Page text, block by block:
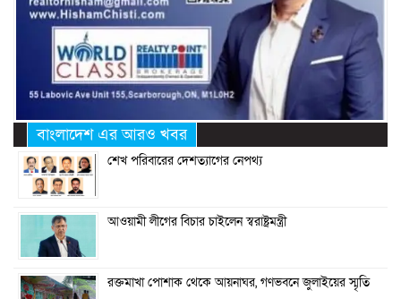
বাংলাদেশ এর আরও খবর
শেখ পরিবারের দেশত্যাগের নেপথ্য
আওয়ামী লীগের বিচার চাইলেন স্বরাষ্ট্রমন্ত্রী
রক্তমাখা পোশাক থেকে আয়নাঘর, গণভবনে জুলাইয়ের স্মৃতি